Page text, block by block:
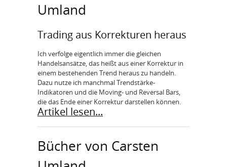
Umland
Trading aus Korrekturen heraus
Ich verfolge eigentlich immer die gleichen
Handelsansätze, das heißt aus einer Korrektur in
einem bestehenden Trend heraus zu handeln.
Dazu nutze ich manchmal Trendstärke-
Indikatoren und die Moving- und Reversal Bars,
die das Ende einer Korrektur darstellen können.
Artikel lesen...
Bücher von Carsten